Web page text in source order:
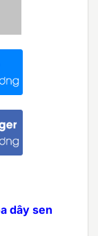
dây sen